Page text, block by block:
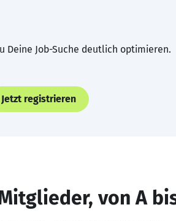
Deine Job-Suche deutlich optimieren.
Jetzt registrieren
von A